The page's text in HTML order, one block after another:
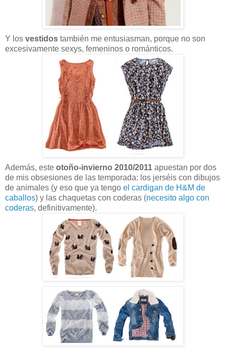
Y los vestidos también me entusiasman, porque no son
excesivamente sexys, femeninos o románticos.
Además, este otoño-invierno 2010/2011 apuestan por dos
de mis obsesiones de las temporada: los jerséis con dibujos
de animales (y eso que ya tengo el cardigan de H&M de
caballos) y las chaquetas con coderas (necesito algo con
coderas, definitivamente).